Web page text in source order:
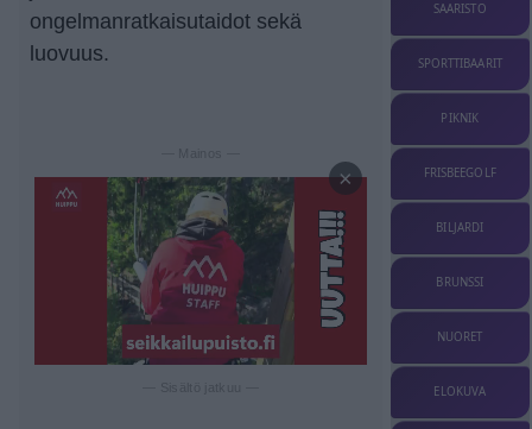
ongelmanratkaisutaidot sekä
luovuus.
×
SAARISTO
SPORTTIBAARIT
PIKNIK
FRISBEEGOLF
BILJARDI
BRUNSSI
NUORET
ELOKUVA